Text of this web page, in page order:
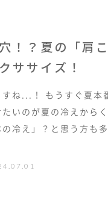
！？夏の「肩
ササイズ！
ね...！ もうすぐ夏本
いのが夏の冷えから
冷え」？と思う方も
ことが増えるため、気